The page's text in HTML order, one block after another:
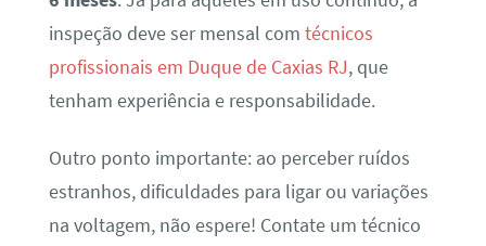
inspeção deve ser mensal com técnicos
profissionais em Duque de Caxias RJ, que
tenham experiência e responsabilidade.
Outro ponto importante: ao perceber ruídos
estranhos, dificuldades para ligar ou variações
na voltagem, não espere! Contate um técnico